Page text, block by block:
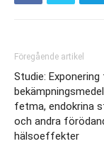
Föregående artikel
Studie:
fetma, endokrina
och andra
hälsoeffekter